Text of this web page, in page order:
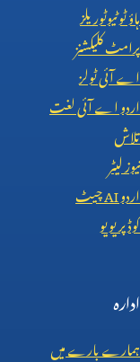
ہاؤ ٹو ٹیوٹوریلز
پرامٹ کلیکشنز
اے آئی ٹولز
اردو اے آئی لغت
تلاش
نیوز لیٹر
اردوAIچیٹ
کوڈ پریویو
ادارہ
ہمارے بارے میں